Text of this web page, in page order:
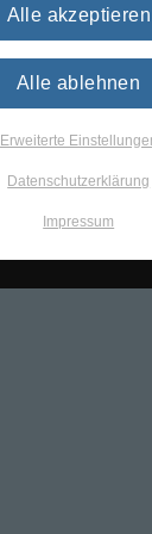
Alle akzeptieren
Alle ablehnen
Erweiterte
Datenschutzerklärung
Impressum